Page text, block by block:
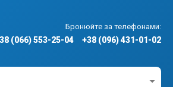
Бронюйте за телефонами:
(066) 553-25-04 +38 (096) 431-01-02